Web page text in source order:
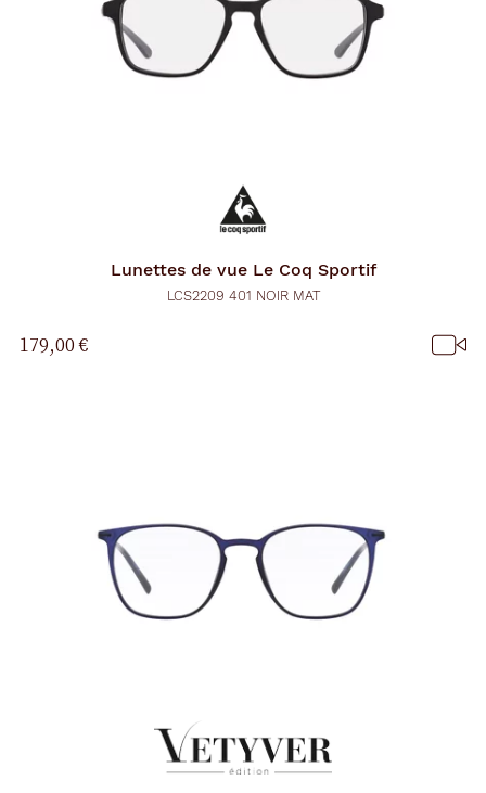
Lunettes de vue Le Coq Sportif
LCS2209 401 NOIR MAT
179,00 €